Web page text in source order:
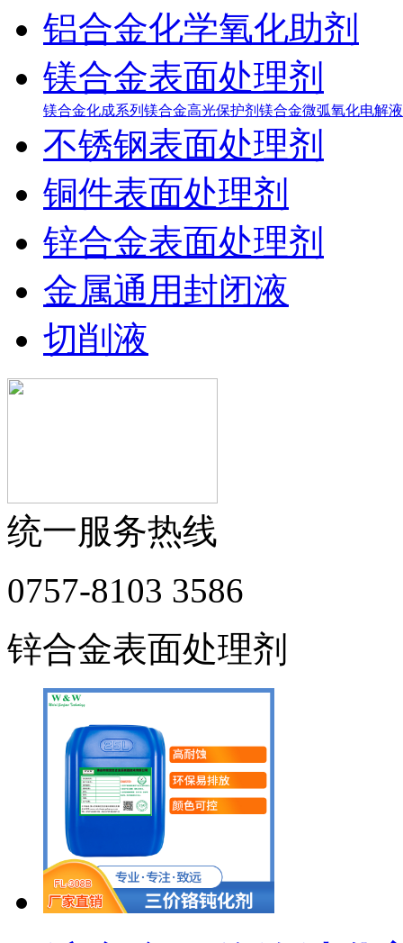
铝合金化学氧化助剂
镁合金表面处理剂
镁合金化成系列 镁合金高光保护剂 镁合金微弧氧化电解液
不锈钢表面处理剂
铜件表面处理剂
锌合金表面处理剂
金属通用封闭液
切削液
统一服务热线
0757-8103 3586
锌合金表面处理剂